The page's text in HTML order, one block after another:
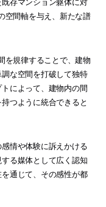
空間軸を与え、新たな譜
を規律することで、建物
な空間を打破して独特
によって、建物内の間
つように統合できると
情や体験に訴えかける
る媒体として広く認知
通じて、その感性が都